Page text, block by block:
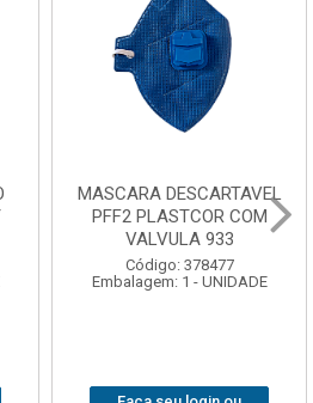
MASCARA DESCARTAVEL
PFF2 PLASTCOR COM
VALVULA 933
Código: 378477
Embalagem: 1 - UNIDADE